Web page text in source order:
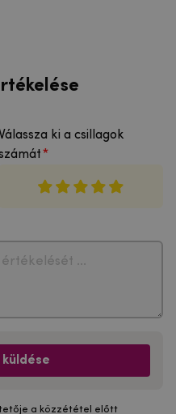
Válassza ki a csillagok
a közzététel előtt